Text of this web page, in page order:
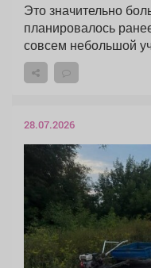
Это значительно
планировалось
совсем небольшой
28.07.2026